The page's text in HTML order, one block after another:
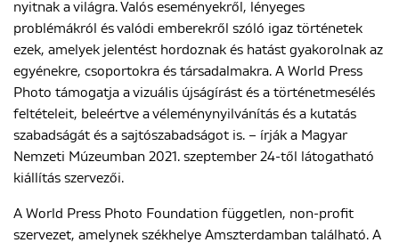
nyitnak a világra. Valós eseményekről, lényeges
problémákról és valódi emberekről szóló igaz történetek
ezek, amelyek jelentést hordoznak és hatást gyakorolnak az
egyénekre, csoportokra és társadalmakra. A World Press
Photo támogatja a vizuális újságírást és a történetmesélés
feltételeit, beleértve a véleménynyilvánítás és a kutatás
szabadságát és a sajtószabadságot is. – írják a Magyar
Nemzeti Múzeumban 2021. szeptember 24-től látogatható
kiállítás szervezői.
A World Press Photo Foundation független, non-profit
szervezet, amelynek székhelye Amszterdamban található. A